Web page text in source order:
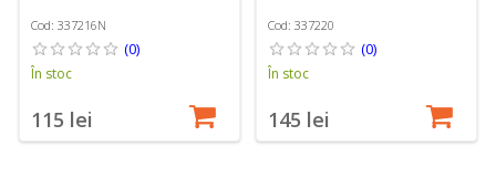
Cod: 337216N
(0)
În stoc
115 lei
Cod: 337220
(0)
În stoc
145 lei